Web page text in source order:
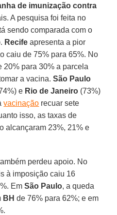
de imunização contra
A pesquisa foi feita no
sendo comparada com o
Recife apresenta a pior
caiu de 75% para 65%. No
20% para 30% a parcela
a vacina.São Paulo
e Rio de Janeiro (73%)
vacinação recuar sete
isso, as taxas de
alcançaram 23%, 21% e
perdeu apoio. No
à imposição caiu 16
EmSão Paulo, a queda
BH de 76% para 62%; e em